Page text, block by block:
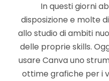
In questi giorni
disposizione e molte
allo studio di ambiti
delle proprie skills.
usare Canva uno
ottime grafiche per i